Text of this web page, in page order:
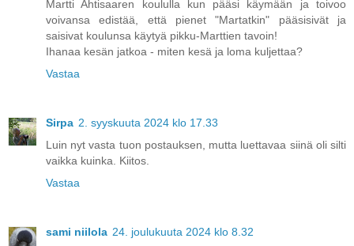
Martti Ahtisaaren koululla kun pääsi käymään ja toivoo
voivansa edistää, että pienet "Martatkin" pääsisivät ja
saisivat koulunsa käytyä pikku-Marttien tavoin!
Ihanaa kesän jatkoa - miten kesä ja loma kuljettaa?
Vastaa
Sirpa 2. syyskuuta 2024 klo 17.33
Luin nyt vasta tuon postauksen, mutta luettavaa siinä oli silti
vaikka kuinka. Kiitos.
Vastaa
sami niilola 24. joulukuuta 2024 klo 8.32